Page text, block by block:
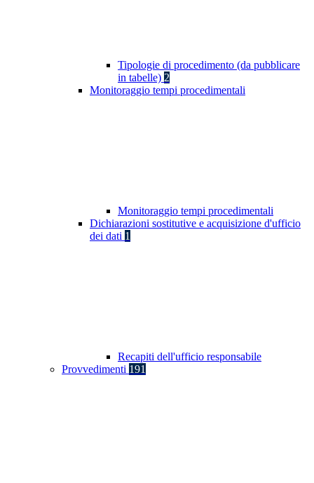
Tipologie di procedimento (da pubblicare
in tabelle) 2
Monitoraggio tempi procedimentali
Monitoraggio tempi procedimentali
Dichiarazioni sostitutive e acquisizione d'ufficio
dei dati 1
Recapiti dell'ufficio responsabile
Provvedimenti 191